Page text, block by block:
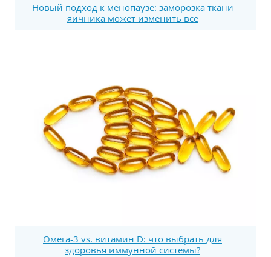
Новый подход к менопаузе: заморозка ткани
яичника может изменить все
Омега-3 vs. витамин D: что выбрать для
здоровья иммунной системы?